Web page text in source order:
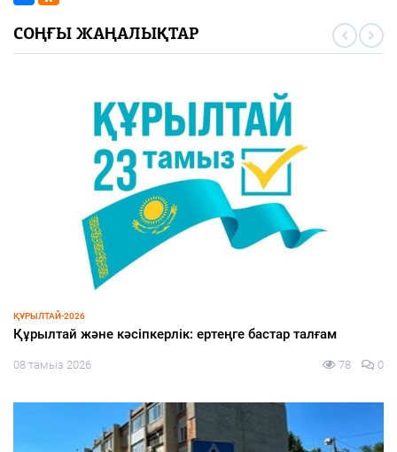
СОҢҒЫ ЖАҢАЛЫҚТАР
ЭКОНОМИКА
Жеңілдетілген несиеге жол ашылды
08 тамыз 2026 80 0